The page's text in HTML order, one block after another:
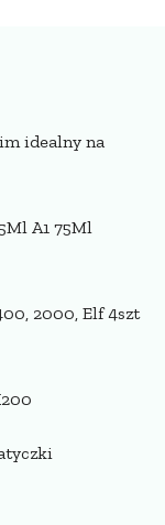
idealny na
A1 75Ml
2000, Elf 4szt